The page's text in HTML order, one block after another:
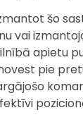
šo
vai
apietu
pie